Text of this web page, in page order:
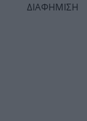
ΔΙΑΦΗΜΙΣΗ